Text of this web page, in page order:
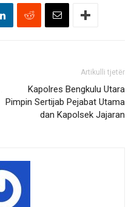
Artikulli tjetër
Kapolres Bengkulu Utara
Pimpin Sertijab Pejabat Utama
dan Kapolsek Jajaran